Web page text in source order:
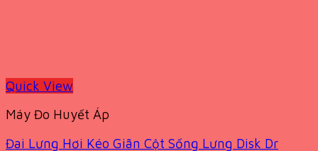
Quick View
Máy Đo Huyết Áp
Đai Lưng Hơi Kéo Giãn Cột Sống Lưng Disk Dr